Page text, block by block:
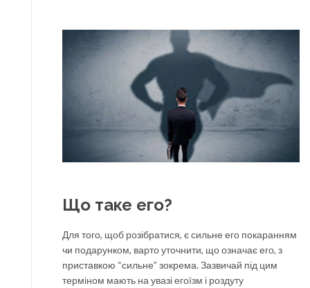
Що таке его?
Для того, щоб розібратися, є сильне его покаранням
чи подарунком, варто уточнити, що означає его, з
приставкою “сильне” зокрема. Зазвичай під цим
терміном мають на увазі егоїзм і роздуту